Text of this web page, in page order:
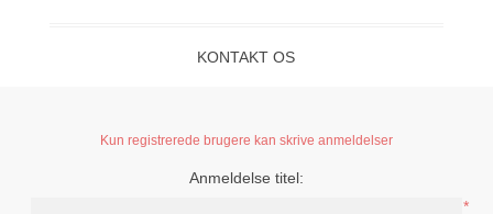
KONTAKT OS
Kun registrerede brugere kan skrive anmeldelser
Anmeldelse titel:
*